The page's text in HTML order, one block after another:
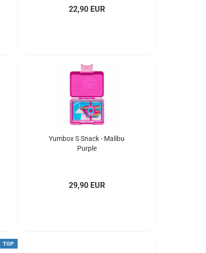
22,90 EUR
Yumbox S Snack - Malibu
Purple
29,90 EUR
TOP